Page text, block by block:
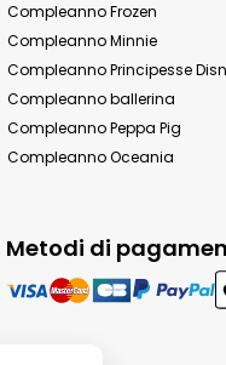
Compleanno Frozen
Compleanno Minnie
Compleanno Principesse
Compleanno ballerina
Compleanno Peppa Pig
Compleanno Oceania
Metodi di